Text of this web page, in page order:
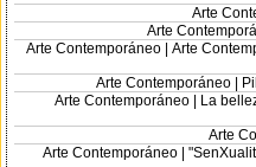
Arte
Arte
Arte Contemporáneo | Arte
Arte Contemporáneo |
Arte Contemporáneo |
La
Arte
Arte Contemporáneo |